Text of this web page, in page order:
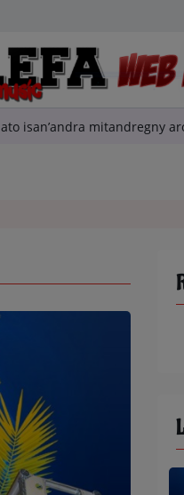
ato isan’andra